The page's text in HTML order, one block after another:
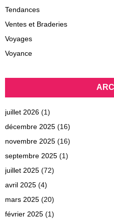
Tendances
Ventes et Braderies
Voyages
Voyance
juillet 2026 (1)
décembre 2025 (16)
novembre 2025 (16)
septembre 2025 (1)
juillet 2025 (72)
avril 2025 (4)
mars 2025 (20)
février 2025 (1)